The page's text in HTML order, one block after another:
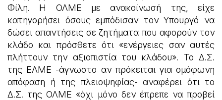
Φίλη. Η ΟΛΜΕ με ανακοίνωσή της, είχε
κατηγορήσει όσους εμπόδισαν τον Υπουργό να
δώσει απαντήσεις σε ζητήματα που αφορούν τον
κλάδο και πρόσθετε ότι «ενέργειες σαν αυτές
πλήττουν την αξιοπιστία του κλάδου». Το Δ.Σ.
της ΕΛΜΕ -άγνωστο αν πρόκειται για ομόφωνη
απόφαση ή της πλειοψηφίας- αναφέρει ότι το
Δ.Σ. της ΟΛΜΕ «όχι μόνο δεν έπρεπε να προβεί